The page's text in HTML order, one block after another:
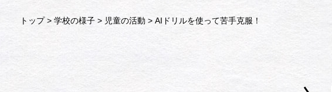
トップ> 学校の様子> 児童の活動 > AIドリルを使って苦手克服！